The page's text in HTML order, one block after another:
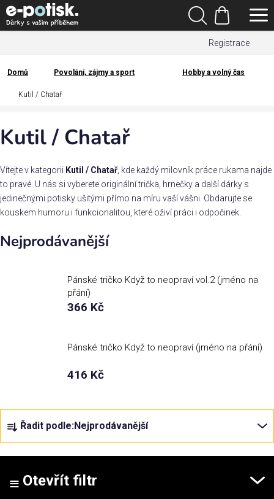
Přejít
na
obsah
Registrace
Hledat
Nákupní
košík
Kategorie
Dárek
pro
Rodina
/
Láska
Povolání,
Oblečení
Domů
Domů Povolání, zájmy a sport Hobby a volný čas
Kutil / Chatař
Kutil / Chatař
Vítejte v kategorii Kutil / Chatař, kde každý milovník práce rukama najde
to pravé. U nás si vyberete originální trička, hrnečky a další dárky s
jedinečnými potisky ušitými přímo na míru vaší vášni. Obdarujte se
kouskem humoru i funkcionalitou, které oživí práci i odpočinek.
Nejprodávanější
Pánské tričko Když to neopraví vol.2 (jméno na
přání)
366 Kč
Pánské tričko Když to neopraví (jméno na přání)
416 Kč
z
Řadit podle:Nejprodávanější
Otevřít filtr